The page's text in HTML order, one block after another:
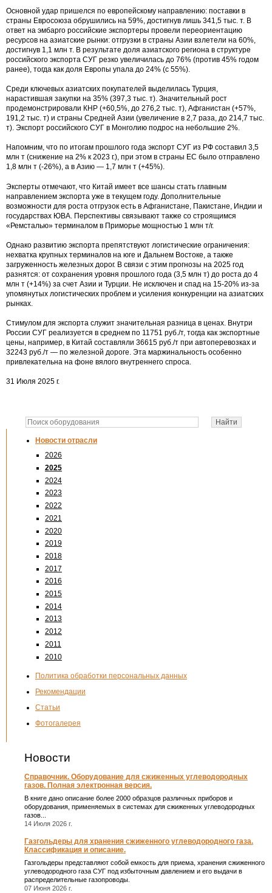
Новости отрасли
2026
2025
2024
2023
2022
2021
2020
2019
2018
2017
2016
2015
2014
2013
2012
2011
2010
Политика обработки персональных данных
Рекомендации
Статьи
Фотогалерея
Новости
Справочник. Оборудование для сжиженных углеводородных
газов. Полная электронная версия.
В книге дано описание более 2000 образцов различных приборов и
оборудования, применяемых в системах для сжиженных углеводородных
газов...
14 Июля 2026 г.
Газгольдеры для хранения сжиженного углеводородного газа.
Классификация и описание.
Газгольдеры представляют собой емкость для приема, хранения сжиженного
углеводородного газа СУГ под избыточным давлением и его выдачи в
распределительные газопроводы.
07 Июня 2026 г.
Основной удар пришелся по европейскому направлению: поставки в
страны Евросоюза обрушились на 59%, достигнув лишь 341,5 тыс. т. В
ответ на эмбарго российские экспортеры провели переориентацию
ресурсов на азиатские рынки: отгрузки в страны Азии взлетели на 60%,
достигнув 1,1 млн т. В результате доля азиатского региона в структуре
российского экспорта СУГ резко увеличилась до 76% (против 45% годом
ранее), тогда как доля Европы упала до 24% (с 55%).
Среди ключевых азиатских покупателей выделилась Турция,
нарастившая закупки на 35% (397,3 тыс. т). Значительный рост
продемонстрировали КНР (+60,5%, до 276,2 тыс. т), Афганистан (+57%,
191,2 тыс. т) и страны Средней Азии (увеличение в 2,7 раза, до 214,7 тыс.
т). Экспорт российского СУГ в Монголию подрос на небольшие 2%.
Напомним, что по итогам прошлого года экспорт СУГ из РФ составил 3,5
млн т (снижение на 2% к 2023 г.), при этом в страны ЕС было отправлено
1,8 млн т (-26%), а в Азию — 1,7 млн т (+45%).
Эксперты отмечают, что Китай имеет все шансы стать главным
направлением экспорта уже в текущем году. Дополнительные
возможности для роста отгрузок есть в Афганистане, Пакистане, Индии и
государствах ЮВА. Перспективы связывают также со строящимся
«Ремсталью» терминалом в Приморье мощностью 1 млн т/г.
Однако развитию экспорта препятствуют логистические ограничения:
нехватка крупных терминалов на юге и Дальнем Востоке, а также
загруженность железных дорог. В связи с этим прогнозы на 2025 год
разнятся: от сохранения уровня прошлого года (3,5 млн т) до роста до 4
млн т (+14%) за счет Азии и Турции. Не исключен и спад на 15-20% из-за
упомянутых логистических проблем и усиления конкуренции на азиатских
рынках.
Стимулом для экспорта служит значительная разница в ценах. Внутри
России СУГ реализуется в среднем по 11751 руб./т, тогда как экспортные
цены, например, в Китай составляли 36615 руб./т при автоперевозках и
32243 руб./т — по железной дороге. Эта маржинальность особенно
привлекательна на фоне вялого внутреннего спроса.
31 Июля 2025 г.